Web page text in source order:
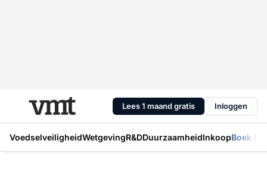
Lees 1 maand gratis Inloggen
VoedselveiligheidWetgevingR&DDuurzaamheidInkoopBoek